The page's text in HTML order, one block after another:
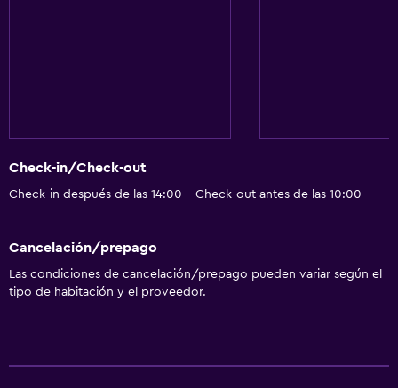
Minibar
Bar de tapas
Desayuno en la habitación
Check-in/Check-out
Check-in después de las 14:00 - Check-out antes de las 10:00
Cancelación/prepago
Las condiciones de cancelación/prepago pueden variar según el
tipo de habitación y el proveedor.